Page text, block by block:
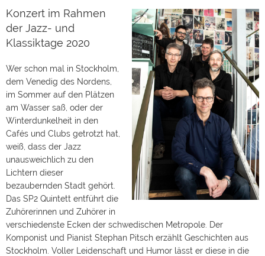
Konzert im Rahmen
der Jazz- und
Klassiktage 2020
Wer schon mal in Stockholm,
dem Venedig des Nordens,
im Sommer auf den Plätzen
am Wasser saß, oder der
Winterdunkelheit in den
Cafés und Clubs getrotzt hat,
weiß, dass der Jazz
unausweichlich zu den
Lichtern dieser
bezaubernden Stadt gehört.
Das SP2 Quintett entführt die
Zuhörerinnen und Zuhörer in
verschiedenste Ecken der schwedischen Metropole. Der
Komponist und Pianist Stephan Pitsch erzählt Geschichten aus
Stockholm. Voller Leidenschaft und Humor lässt er diese in die